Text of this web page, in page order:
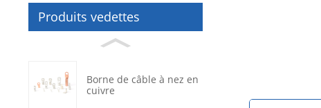
Produits vedettes
Borne de câble à nez en
cuivre